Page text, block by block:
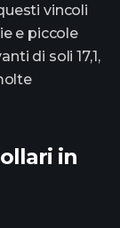
vincoli
e piccole
di soli 17,1,
in